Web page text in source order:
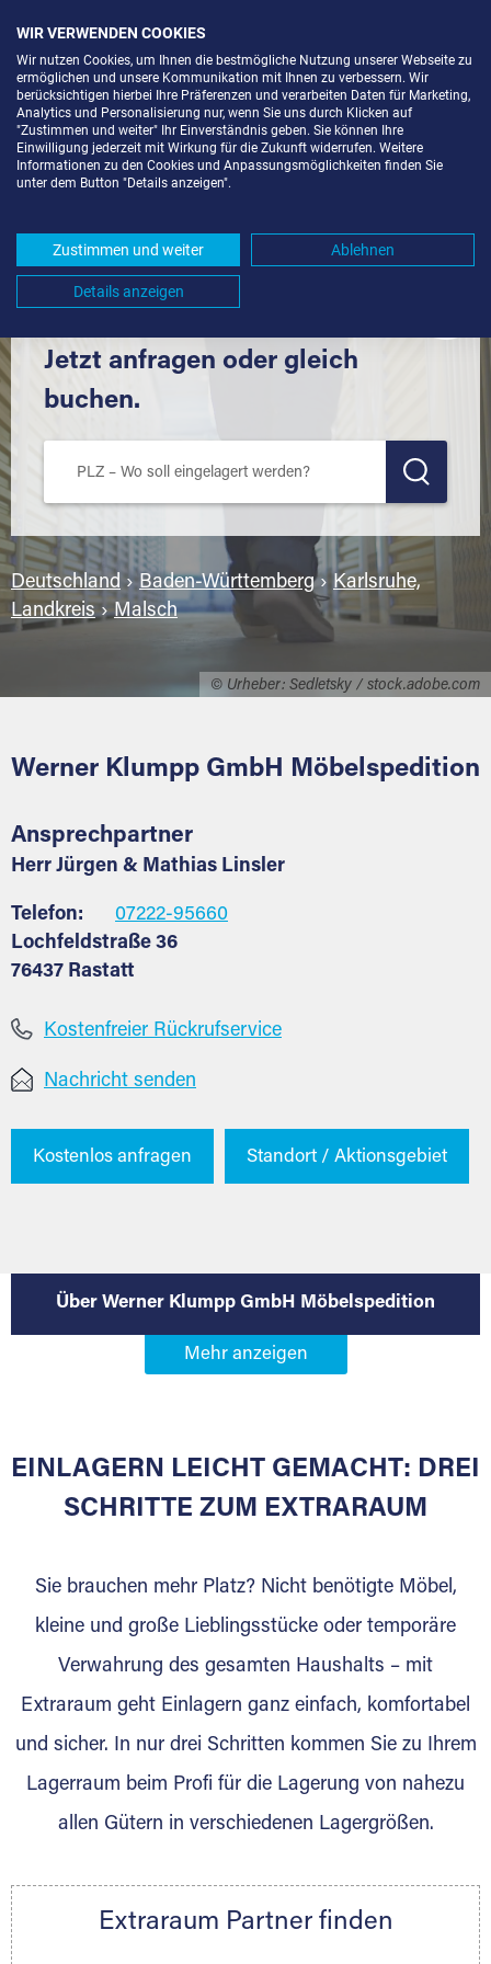
© Urheber: Sedletsky / stock.adobe.com
LAGERRAUM MIETEN IN MALSCH
Komfortabel einlagern mit Extraraum
Jetzt anfragen oder gleich
buchen.
Deutschland ›Baden-Württemberg› Karlsruhe,
Landkreis›Malsch
Werner Klumpp GmbH Möbelspedition
Ansprechpartner
Herr Jürgen & Mathias Linsler
Telefon:
07222-95660
Lochfeldstraße 36
76437 Rastatt
Kostenfreier Rückrufservice
Nachricht senden
Kostenlos anfragen Standort / Aktionsgebiet
Über Werner Klumpp GmbH Möbelspedition
DAS SIND WIR
Ruhen wir uns nicht auf Traditionen aus. Mit
modernem Equipment, geschulten und
Lagergeschäft. So halten wir in unseren
EINLAGERN LEICHT GEMACHT: DREI
SCHRITTE ZUM EXTRARAUM
Sie brauchen mehr Platz? Nicht benötigte Möbel,
kleine und große Lieblingsstücke oder temporäre
Verwahrung des gesamten Haushalts – mit
Extraraum geht Einlagern ganz einfach, komfortabel
und sicher. In nur drei Schritten kommen Sie zu Ihrem
Lagerraum beim Profi für die Lagerung von nahezu
allen Gütern in verschiedenen Lagergrößen.
Extraraum Partner finden
WIR VERWENDEN COOKIES
Wir nutzen Cookies, um Ihnen die bestmögliche Nutzung unserer Webseite zu
ermöglichen und unsere Kommunikation mit Ihnen zu verbessern. Wir
berücksichtigen hierbei Ihre Präferenzen und verarbeiten Daten für Marketing,
Analytics und Personalisierung nur, wenn Sie uns durch Klicken auf
"Zustimmen und weiter" Ihr Einverständnis geben. Sie können Ihre
Einwilligung jederzeit mit Wirkung für die Zukunft widerrufen. Weitere
Informationen zu den Cookies und Anpassungsmöglichkeiten finden Sie
unter dem Button "Details anzeigen".
Zustimmen und weiter Ablehnen
Details anzeigen